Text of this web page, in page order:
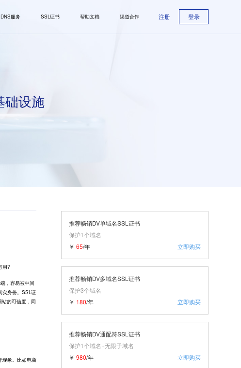
DNS服务 SSL证书 帮助文档 渠道合作 注册 登录
础设施
用?
，容易被中间
实身份。SSL证
的可信度，同
象。比如电商
推荐畅销DV单域名SSL证书
保护1个域名
立即购买
￥ 65/年
推荐畅销DV多域名SSL证书
保护3个域名
立即购买
￥ 180/年
推荐畅销DV通配符SSL证书
保护1个域名+无限子域名
立即购买
￥ 980/年